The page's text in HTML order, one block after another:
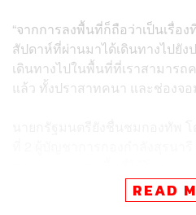
“จากการลงพื้นที่ก็ถือว่าเป็นเรื่อ
สัปดาห์ที่ผ่านมาได้เดินทางไปยัง
เดินทางไปในพื้นที่ที่เราสามารถ
แล้ว ทั้งปราสาทคนา​ และช่องจ
เครือข่ายสแกมเมอร์​ พร้อมย้ำว่า
อธิปไตยแล้ว ยังสามารถทำลาย
READ